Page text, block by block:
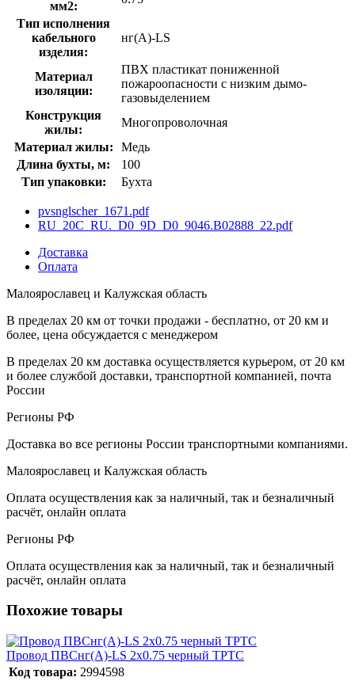
мм2:
Тип исполнения
кабельного
изделия:
нг(A)-LS
Материал
изоляции:
ПВХ пластикат пониженной
пожароопасности с низким дымо-
газовыделением
Конструкция
жилы:
Многопроволочная
Материал жилы:
Медь
Длина бухты, м:
100
Тип упаковки:
Бухта
pvsnglscher_1671.pdf
RU_20C_RU._D0_9D_D0_9046.B02888_22.pdf
Доставка
Оплата
Малоярославец и Калужская область
В пределах 20 км от точки продажи - бесплатно, от 20 км и
более, цена обсуждается с менеджером
В пределах 20 км доставка осуществляется курьером, от 20 км
и более службой доставки, транспортной компанией, почта
России
Регионы РФ
Доставка во все регионы России транспортными компаниями.
Малоярославец и Калужская область
Оплата осуществления как за наличный, так и безналичный
расчёт, онлайн оплата
Регионы РФ
Оплата осуществления как за наличный, так и безналичный
расчёт, онлайн оплата
Похожие товары
Провод ПВСнг(А)-LS 2х0.75 черный ТРТС
Код товара: 2994598